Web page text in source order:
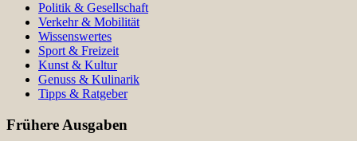
Politik & Gesellschaft
Verkehr & Mobilität
Wissenswertes
Sport & Freizeit
Kunst & Kultur
Genuss & Kulinarik
Tipps & Ratgeber
Frühere Ausgaben